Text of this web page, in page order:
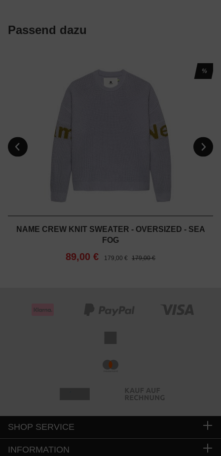
Passend dazu
%
NAME CREW KNIT SWEATER - OVERSIZED - SEA
FOG
89,00 € 179,00 € 179,00 €
SHOP SERVICE
INFORMATION